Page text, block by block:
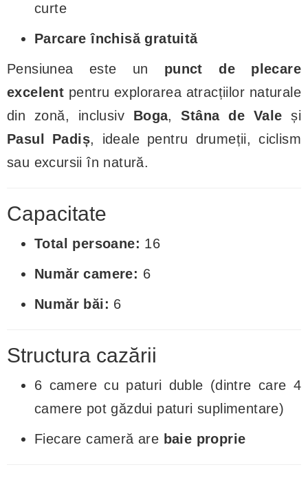
curte
Parcare închisă gratuită
Pensiunea este un punct de plecare
excelent pentru explorarea atracțiilor naturale
din zonă, inclusiv Boga,Stâna de Vale și
Pasul Padiș, ideale pentru drumeții, ciclism
sau excursii în natură.
Capacitate
Total persoane: 16
Număr camere: 6
Număr băi: 6
Structura cazării
6 camere cu paturi duble (dintre care 4
camere pot găzdui paturi suplimentare)
Fiecare cameră are baie proprie